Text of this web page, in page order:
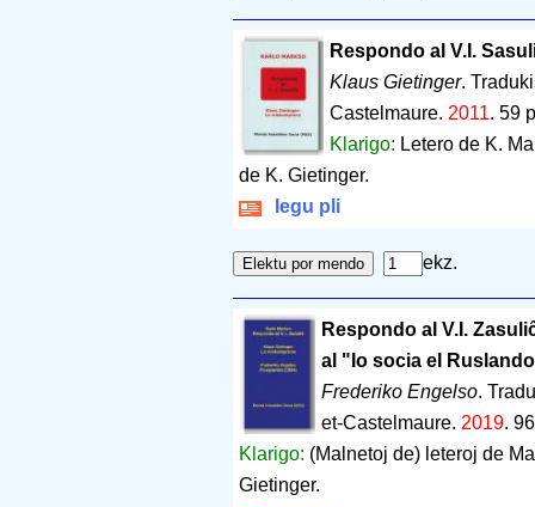
Respondo al V.I.
Klaus Gietinger.
Castelmaure. 2011. 59
Klarigo: Letero de K.
de K. Gietinger.
legu pli
ekz.
Respondo al V.I.
al "Io socia el
Frederiko Engelso.
et-Castelmaure. 2019.
Klarigo: (Malnetoj de) leteroj de
Gietinger.